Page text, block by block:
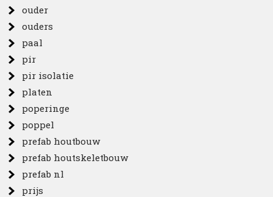
ouder
ouders
paal
pir
pir isolatie
platen
poperinge
poppel
prefab houtbouw
prefab houtskeletbouw
prefab nl
prijs